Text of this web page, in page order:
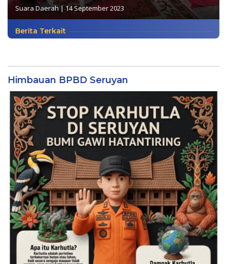
Suara Daerah |14 September 2023
Berita Terkait
Himbauan BPBD Seruyan